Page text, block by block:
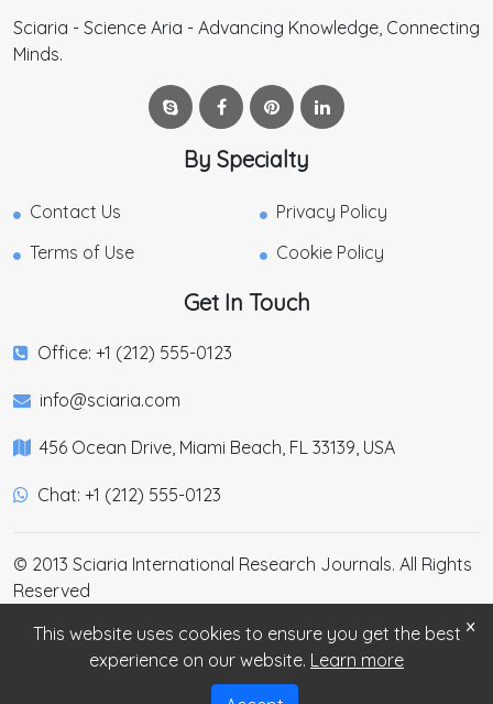
Sciaria - Science Aria - Advancing Knowledge, Connecting
Minds.
By Specialty
Contact Us
Privacy Policy
Terms of Use
Cookie Policy
Get In Touch
Office: +1 (212) 555-0123
info@sciaria.com
456 Ocean Drive, Miami Beach, FL 33139, USA
Chat: +1 (212) 555-0123
© 2013 Sciaria International Research Journals. All Rights
Reserved
×
This website uses cookies to ensure you get the best
experience on our website. Learn more